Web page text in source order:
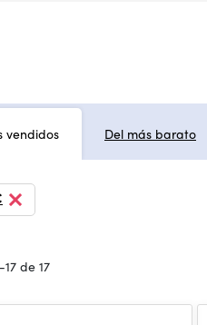
vendidos Del más barato
de 17